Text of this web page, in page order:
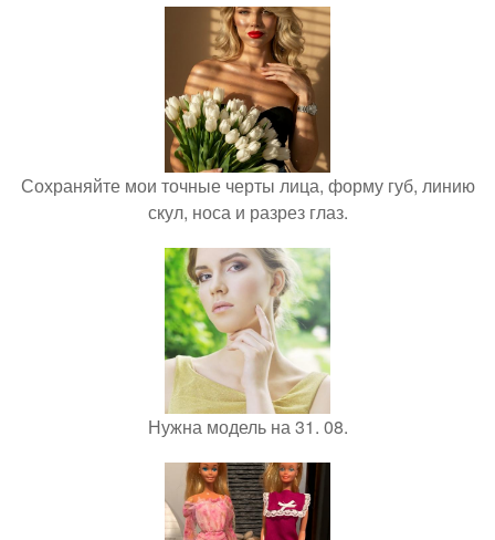
Сохраняйте мои точные черты лица, форму губ, линию
скул, носа и разрез глаз.
Нужна модель на 31. 08.